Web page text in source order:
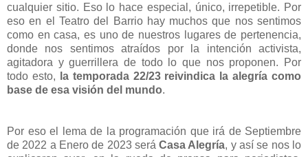
cualquier sitio. Eso lo hace especial, único, irrepetible. Por
eso en el Teatro del Barrio hay muchos que nos sentimos
como en casa, es uno de nuestros lugares de pertenencia,
donde nos sentimos atraídos por la intención activista,
agitadora y guerrillera de todo lo que nos proponen. Por
todo esto, la temporada 22/23 reivindica la alegría como
base de esa visión del mundo.
Por eso el lema de la programación que irá de Septiembre
de 2022 a Enero de 2023 seráCasa Alegría, y así se nos lo